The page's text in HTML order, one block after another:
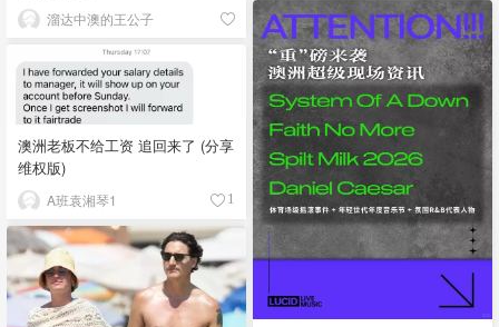
溜达中澳的王公子
澳洲老板不给工资 追回来了 (分享
维权版)
A班袁湘琴1 1